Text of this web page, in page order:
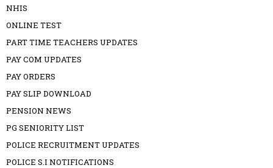
NHIS
ONLINE TEST
PART TIME TEACHERS UPDATES
PAY COM UPDATES
PAY ORDERS
PAY SLIP DOWNLOAD
PENSION NEWS
PG SENIORITY LIST
POLICE RECRUITMENT UPDATES
POLICE S.I NOTIFICATIONS